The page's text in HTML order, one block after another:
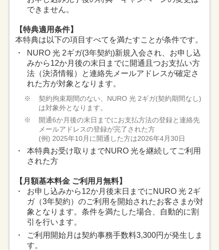
できません。
【特典適用条件】
本特典は以下の項目すべてを満たすことが条件です。
NURO 光 2ギガ(3年契約)新規入会され、お申し込
みから12か月後の末日までに開通且つお支払い方
法（決済情報）と連絡先メールアドレスが確定さ
れた方が対象となります。
契約拘束期間のない、NURO 光 2ギガ(契約期間なし)
は対象外となります。
開通6か月後の末日までにお支払方法の登録と連絡先
メールアドレスの登録が完了された方
(例) 2025年10月に開通した方は2026年4月30日
本特典お受け取りまでNURO 光を継続してご利用
された方
【月額基本料金 ご利用月無料】
お申し込みから12か月後末日までにNURO 光 2ギ
ガ（3年契約）のご利用を開始されたお客さまが対
象となります。条件を満たした場合、自動的に割
引を行います。
ご利用開始月は契約事務手数料3,300円が発生しま
す。